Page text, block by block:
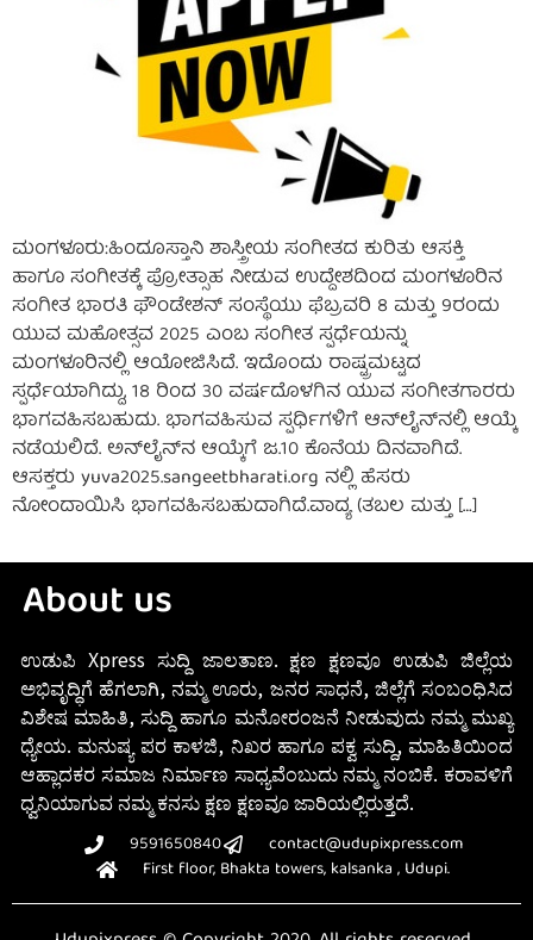
ಮಂಗಳೂರು:ಹಿಂದೂಸ್ತಾನಿ ಶಾಸ್ತ್ರೀಯ ಸಂಗೀತದ ಕುರಿತು ಆಸಕ್ತಿ
ಹಾಗೂ ಸಂಗೀತಕ್ಕೆ ಪ್ರೋತ್ಸಾಹ ನೀಡುವ ಉದ್ದೇಶದಿಂದ ಮಂಗಳೂರಿನ
ಸಂಗೀತ ಭಾರತಿ ಫೌಂಡೇಶನ್ ಸಂಸ್ಥೆಯು ಫೆಬ್ರವರಿ 8 ಮತ್ತು 9ರಂದು
ಯುವ ಮಹೋತ್ಸವ 2025 ಎಂಬ ಸಂಗೀತ ಸ್ಪರ್ಧೆಯನ್ನು
ಮಂಗಳೂರಿನಲ್ಲಿ ಆಯೋಜಿಸಿದೆ. ಇದೊಂದು ರಾಷ್ಟ್ರಮಟ್ಟದ
ಸ್ಪರ್ಧೆಯಾಗಿದ್ದು, 18 ರಿಂದ 30 ವರ್ಷದೊಳಗಿನ ಯುವ ಸಂಗೀತಗಾರರು
ಭಾಗವಹಿಸಬಹುದು. ಭಾಗವಹಿಸುವ ಸ್ಪರ್ಧಿಗಳಿಗೆ ಆನ್‌ಲೈನ್‌ನಲ್ಲಿ ಆಯ್ಕೆ
ನಡೆಯಲಿದೆ. ಅನ್‌ಲೈನ್‌ನ ಆಯ್ಕೆಗೆ ಜ.10 ಕೊನೆಯ ದಿನವಾಗಿದೆ.
ಆಸಕ್ತರು yuva2025.sangeetbharati.org ನಲ್ಲಿ ಹೆಸರು
ನೋಂದಾಯಿಸಿ ಭಾಗವಹಿಸಬಹುದಾಗಿದೆ.ವಾದ್ಯ (ತಬಲ ಮತ್ತು […]
About us
ಉಡುಪಿ Xpress ಸುದ್ದಿ ಜಾಲತಾಣ. ಕ್ಷಣ ಕ್ಷಣವೂ ಉಡುಪಿ ಜಿಲ್ಲೆಯ
ಅಭಿವೃದ್ಧಿಗೆ ಹೆಗಲಾಗಿ, ನಮ್ಮ ಊರು, ಜನರ ಸಾಧನೆ, ಜಿಲ್ಲೆಗೆ ಸಂಬಂಧಿಸಿದ
ವಿಶೇಷ ಮಾಹಿತಿ, ಸುದ್ದಿ ಹಾಗೂ ಮನೋರಂಜನೆ ನೀಡುವುದು ನಮ್ಮ ಮುಖ್ಯ
ಧ್ಯೇಯ. ಮನುಷ್ಯ ಪರ ಕಾಳಜಿ, ನಿಖರ ಹಾಗೂ ಪಕ್ವ ಸುದ್ದಿ, ಮಾಹಿತಿಯಿಂದ
ಆಹ್ಲಾದಕರ ಸಮಾಜ ನಿರ್ಮಾಣ ಸಾಧ್ಯವೆಂಬುದು ನಮ್ಮ ನಂಬಿಕೆ. ಕರಾವಳಿಗೆ
ಧ್ವನಿಯಾಗುವ ನಮ್ಮ ಕನಸು ಕ್ಷಣ ಕ್ಷಣವೂ ಜಾರಿಯಲ್ಲಿರುತ್ತದೆ.
9591650840
contact@udupixpress.com
First floor, Bhakta towers, kalsanka , Udupi.